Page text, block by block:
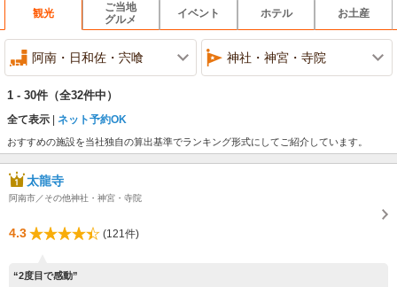
観光
ご当地
グルメ
イベント ホテル お土産
阿南・日和佐・宍喰 神社・神宮・寺院
1 - 30件 （全32件中）
全て表示 ネット予約OK
おすすめの施設を当社独自の算出基準でランキング形式にしてご紹介しています。
太龍寺
阿南市／その他神社・神宮・寺院
4.3 (121件)
“2度目で感動”